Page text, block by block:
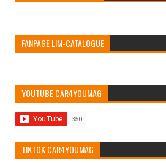
FANPAGE LIM-CATALOGUE
YOUTUBE CAR4YOUMAG
TIKTOK CAR4YOUMAG